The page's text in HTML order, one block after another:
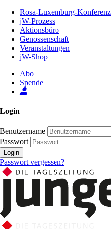
Inhalt
Seite
Rosa-Luxemburg-Konferenz
jW-Prozess
Aktionsbüro
Genossenschaft
Veranstaltungen
jW-Shop
Abo
Spende
Login
Benutzername
Passwort
Login
Passwort vergessen?